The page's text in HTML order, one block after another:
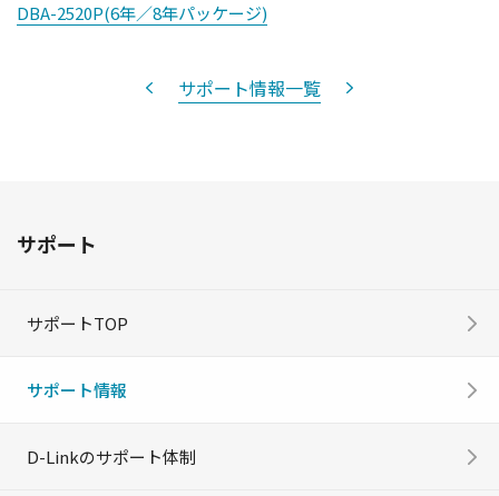
DBA-2520P(6年／8年パッケージ)
サポート情報一覧
サポート
サポートTOP
サポート情報
D-Linkのサポート体制